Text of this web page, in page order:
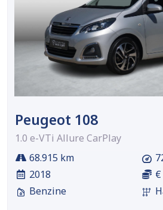
Peugeot 108
1.0 e-VTi Allure CarPlay
68.915 km
2018
Benzine